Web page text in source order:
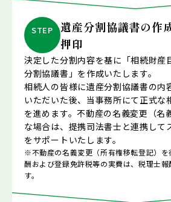
STEP
遺産分割協議書の作
押印
決定した分割内容を基に「相続財産
分割協議書」を作成いたします。
相続人の皆様に遺産分割協議書の内
いただいた後、当事務所にて正式な
を進めます。不動産の名義変更（名
な場合は、提携司法書士と連携して
をサポートいたします。
※不動産の名義変更（所有権移転登記）
酬および登録免許税等の実費は、税理士
す。